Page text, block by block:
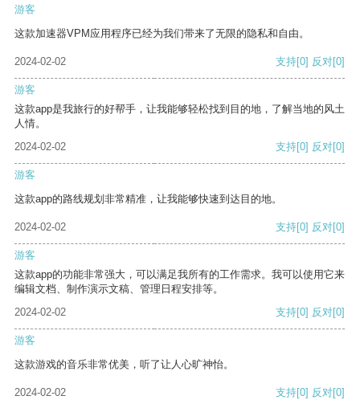
游客
这款加速器VPM应用程序已经为我们带来了无限的隐私和自由。
2024-02-02 支持[0] 反对[0]
游客
这款app是我旅行的好帮手，让我能够轻松找到目的地，了解当地的风土
人情。
2024-02-02
支持[0] 反对[0]
游客
这款app的路线规划非常精准，让我能够快速到达目的地。
2024-02-02 支持[0] 反对[0]
游客
这款app的功能非常强大，可以满足我所有的工作需求。我可以使用它来
编辑文档、制作演示文稿、管理日程安排等。
2024-02-02
支持[0] 反对[0]
游客
这款游戏的音乐非常优美，听了让人心旷神怡。
2024-02-02 支持[0] 反对[0]